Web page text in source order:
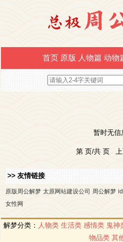
首页 原版 人物篇 动物
暂时无信
第 页/共 页 上
>> 友情链接
原版周公解梦 太原网站建设公司 周公解梦
女性网
解梦分类： 人物类 生活类 感情类 鬼神
物品类 其